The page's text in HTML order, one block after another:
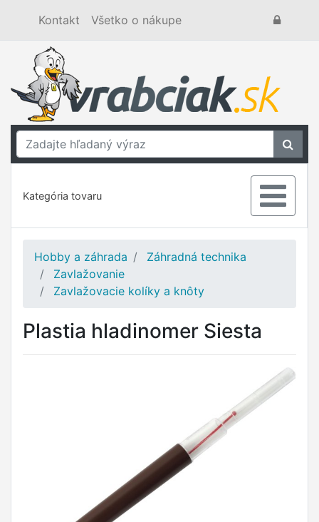
Kontakt Všetko o nákupe
Kategória tovaru
Hobby a záhrada
Záhradná technika
Zavlažovanie
Zavlažovacie kolíky a knôty
Plastia hladinomer Siesta